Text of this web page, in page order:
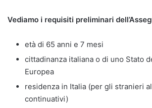
Vediamo i requisiti preliminari
età di 65 anni e 7 mesi
cittadinanza italiana o di uno Stato
Europea
residenza in Italia (per gli stranieri
continuativi)